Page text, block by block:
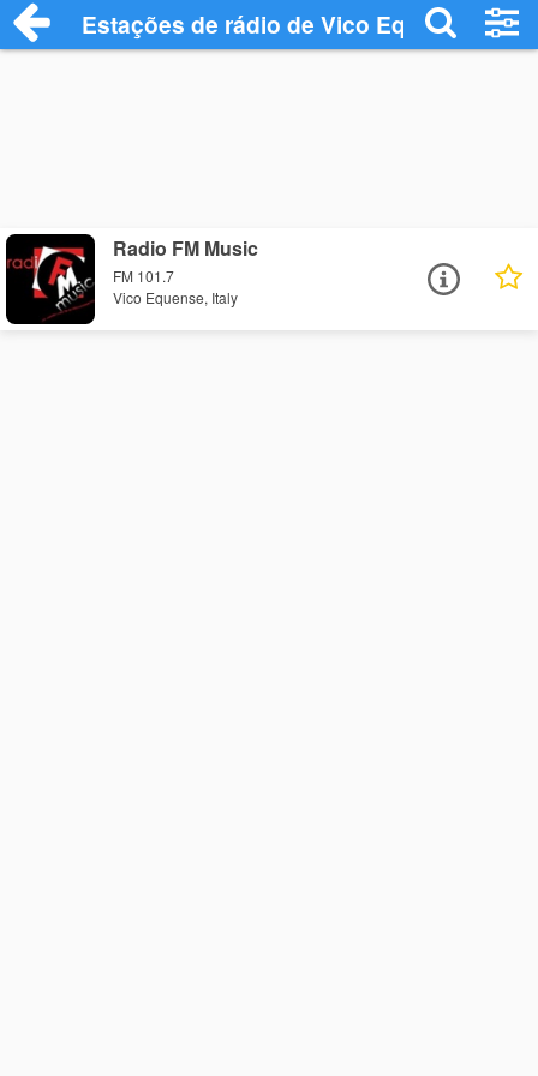
Estações de rádio de Vico Equense -
Radio FM Music
FM 101.7
Vico Equense, Italy